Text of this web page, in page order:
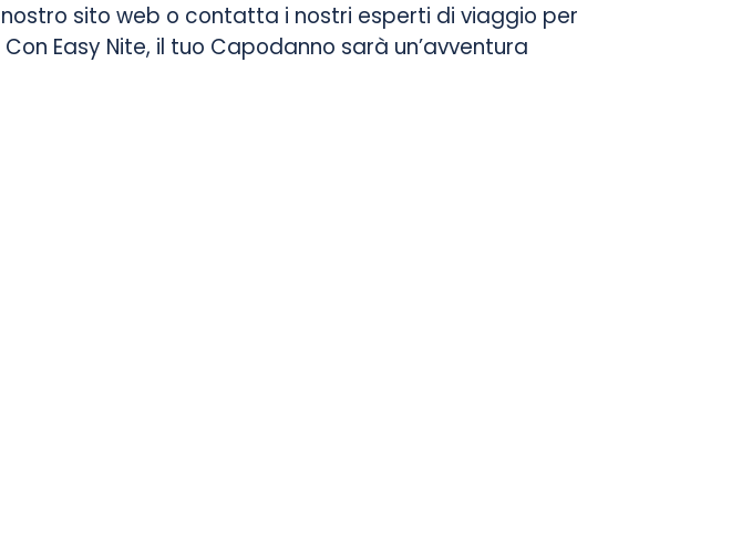
nostro sito web o contatta i nostri esperti di viaggio per
Easy Nite, il tuo Capodanno sarà un’avventura